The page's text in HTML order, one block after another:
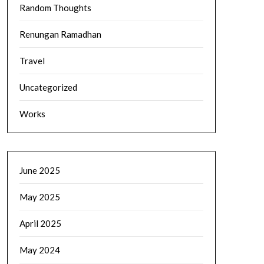
Random Thoughts
Renungan Ramadhan
Travel
Uncategorized
Works
June 2025
May 2025
April 2025
May 2024